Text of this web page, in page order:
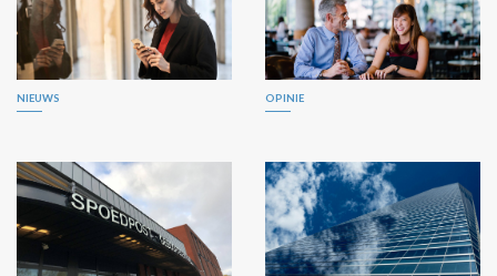
NIEUWS OPINIE